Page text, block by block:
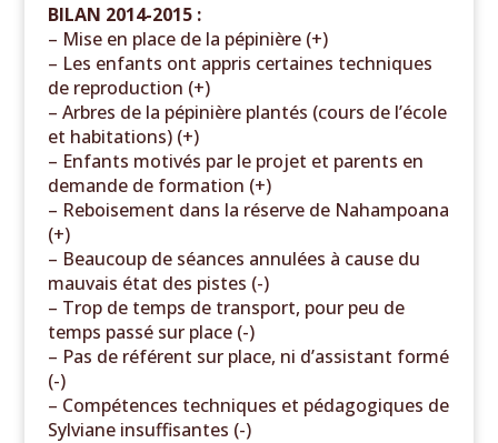
BILAN 2014-2015 :
– Mise en place de la pépinière (+)
– Les enfants ont appris certaines techniques
de reproduction (+)
– Arbres de la pépinière plantés (cours de l’école
et habitations) (+)
– Enfants motivés par le projet et parents en
demande de formation (+)
– Reboisement dans la réserve de Nahampoana
(+)
– Beaucoup de séances annulées à cause du
mauvais état des pistes (-)
– Trop de temps de transport, pour peu de
temps passé sur place (-)
– Pas de référent sur place, ni d’assistant formé
(-)
– Compétences techniques et pédagogiques de
Sylviane insuffisantes (-)